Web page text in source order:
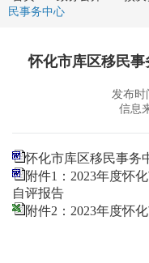
民事务中心
怀化市库区移民
发布时
信息
怀化市库区移民事务
附件1：2023年度怀
自评报告
附件2：2023年度怀